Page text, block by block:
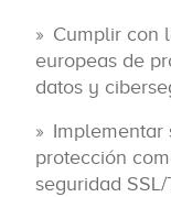
Cumplir con
europeas de
datos y
Implementar
protección
seguridad